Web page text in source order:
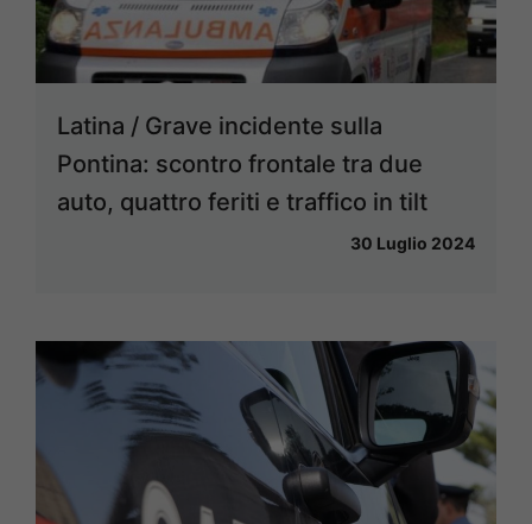
Latina / Grave incidente sulla
Pontina: scontro frontale tra due
auto, quattro feriti e traffico in tilt
30 Luglio 2024